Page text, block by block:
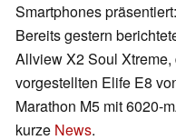
Smartphones präsentiert:
Bereits gestern
Allview X2 Soul
vorgestellten Elife E8
Marathon M5 mit 6020-
kurze News.